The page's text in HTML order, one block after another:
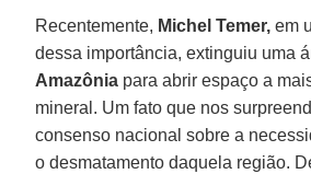
Recentemente, Michel Temer, em
dessa importância, extinguiu uma
Amazônia para abrir espaço a
mineral. Um fato que nos
consenso nacional sobre a
o desmatamento daquela região.